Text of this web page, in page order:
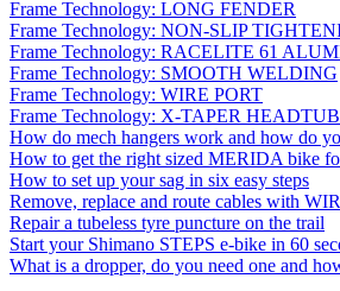
Frame Technology: LONG FENDER
Frame Technology: NON-SLIP
Frame Technology: RACELITE 61
Frame Technology: SMOOTH WELDING
Frame Technology: WIRE PORT
Frame Technology: X-TAPER
How do mech hangers work and how do
How to get the right sized MERIDA bike
How to set up your sag in six easy steps
Remove, replace and route cables with
Repair a tubeless tyre puncture on the trail
Start your Shimano STEPS e-bike in 60
What is a dropper, do you need one and